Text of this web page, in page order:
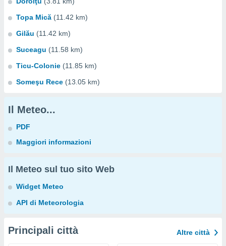
Topa Mică (11.42 km)
Gilău (11.42 km)
Suceagu (11.58 km)
Ticu-Colonie (11.85 km)
Someşu Rece (13.05 km)
Il Meteo...
PDF
Maggiori informazioni
Il Meteo sul tuo sito Web
Widget Meteo
API di Meteorologia
Principali città Altre città